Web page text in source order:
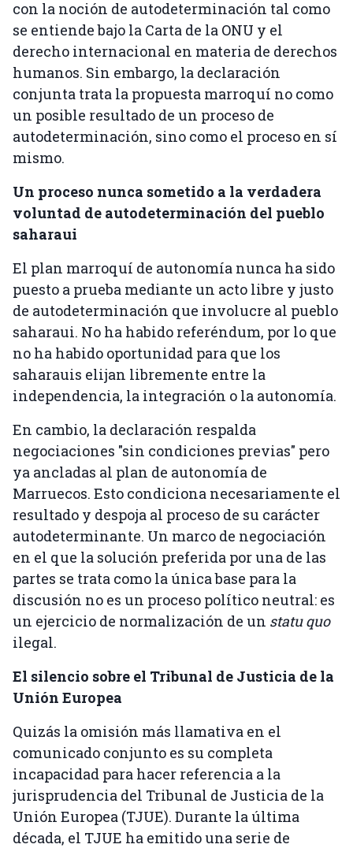
con la noción de autodeterminación tal como
se entiende bajo la Carta de la ONU y el
derecho internacional en materia de derechos
humanos. Sin embargo, la declaración
conjunta trata la propuesta marroquí no como
un posible resultado de un proceso de
autodeterminación, sino como el proceso en sí
mismo.
Un proceso nunca sometido a la verdadera
voluntad de autodeterminación del pueblo
saharaui
El plan marroquí de autonomía nunca ha sido
puesto a prueba mediante un acto libre y justo
de autodeterminación que involucre al pueblo
saharaui. No ha habido referéndum, por lo que
no ha habido oportunidad para que los
saharauis elijan libremente entre la
independencia, la integración o la autonomía.
En cambio, la declaración respalda
negociaciones "sin condiciones previas" pero
ya ancladas al plan de autonomía de
Marruecos. Esto condiciona necesariamente el
resultado y despoja al proceso de su carácter
autodeterminante. Un marco de negociación
en el que la solución preferida por una de las
partes se trata como la única base para la
discusión no es un proceso político neutral: es
un ejercicio de normalización de un statu quo
ilegal.
El silencio sobre el Tribunal de Justicia de la
Unión Europea
Quizás la omisión más llamativa en el
comunicado conjunto es su completa
incapacidad para hacer referencia a la
jurisprudencia del Tribunal de Justicia de la
Unión Europea (TJUE). Durante la última
década, el TJUE ha emitido una serie de